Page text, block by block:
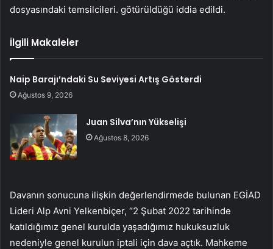
dosyasındaki temsilcileri. götürüldüğü iddia edildi.
İlgili Makaleler
Naip Barajı’ndaki Su Seviyesi Artış Gösterdi
Ağustos 9, 2026
Juan Silva’nın Yükselişi
Ağustos 8, 2026
Davanın sonucuna ilişkin değerlendirmede bulunan EGİAD
Lideri Alp Avni Yelkenbiçer, “2 Şubat 2022 tarihinde
katıldığımız genel kurulda yaşadığımız hukuksuzluk
nedeniyle genel kurulun iptali için dava açtık. Mahkeme